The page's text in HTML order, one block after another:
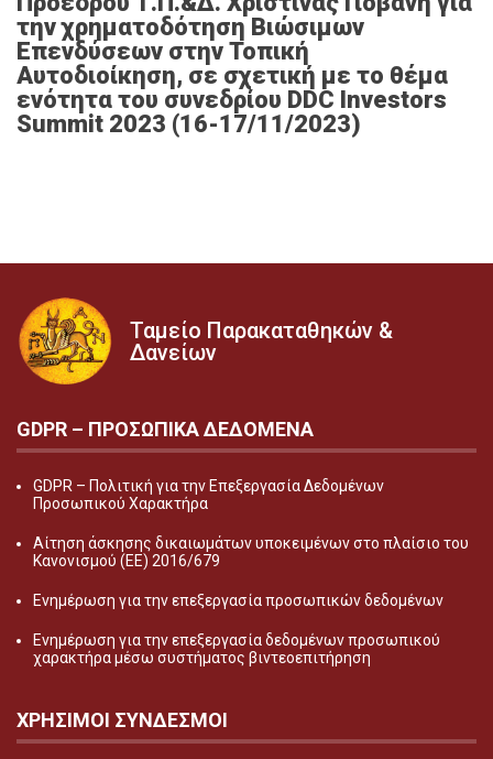
την χρηματοδότηση Βιώσιμων
Επενδύσεων στην Τοπική
Αυτοδιοίκηση, σε σχετική με το θέμα
ενότητα του συνεδρίου DDC Investors
Summit 2023 (16-17/11/2023)
Ταμείο Παρακαταθηκών &
Δανείων
GDPR – ΠΡΟΣΩΠΙΚA ΔΕΔΟΜEΝΑ
GDPR – Πολιτική για την Επεξεργασία Δεδομένων
Προσωπικού Χαρακτήρα
Αίτηση άσκησης δικαιωμάτων υποκειμένων στο πλαίσιο του
Κανονισμού (ΕΕ) 2016/679
Ενημέρωση για την επεξεργασία προσωπικών δεδομένων
Ενημέρωση για την επεξεργασία δεδομένων προσωπικού
χαρακτήρα μέσω συστήματος βιντεοεπιτήρηση
ΧΡΗΣΙΜΟΙ ΣΥΝΔΕΣΜΟΙ